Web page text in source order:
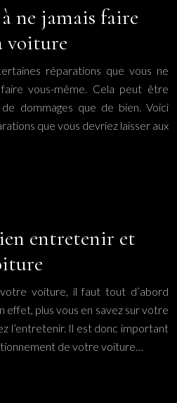
ne jamais faire
voiture
réparations que vous ne
vous-même. Cela peut être
dommages que de bien. Voici
que vous devriez laisser aux
entretenir et
voiture, il faut tout d’abord
effet, plus vous en savez sur votre
l’entretenir. Il est donc important
de votre voiture…